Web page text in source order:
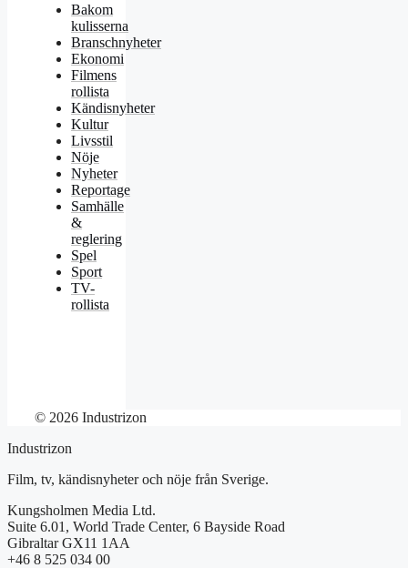
Bakom
kulisserna
Branschnyheter
Ekonomi
Filmens
rollista
Kändisnyheter
Kultur
Livsstil
Nöje
Nyheter
Reportage
Samhälle
&
reglering
Spel
Sport
TV-
rollista
© 2026 Industrizon
Industrizon
Film, tv, kändisnyheter och nöje från Sverige.
Kungsholmen Media Ltd.
Suite 6.01, World Trade Center, 6 Bayside Road
Gibraltar GX11 1AA
+46 8 525 034 00